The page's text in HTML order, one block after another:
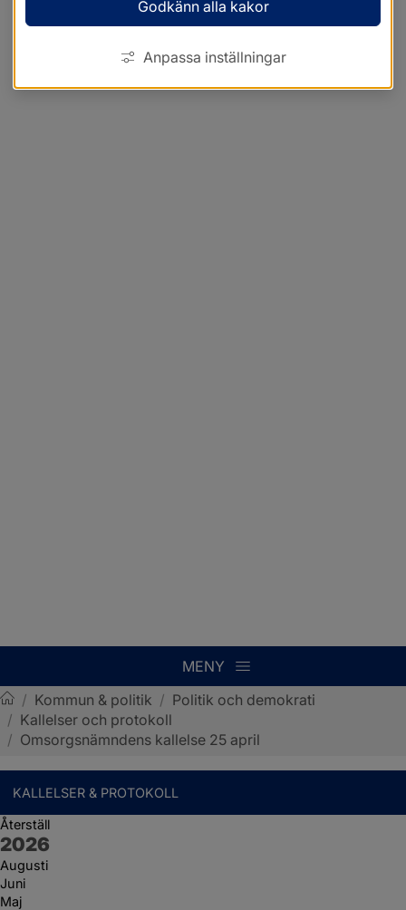
MENY
Sotenäs kommun
/ Kommun & politik / Politik och demokrati
/ Kallelser och protokoll
/ Omsorgsnämndens kallelse 25 april
KALLELSER & PROTOKOLL
Återställ
År:
2026
Augusti
Juni
Maj
Godkänn alla kakor
Anpassa inställningar